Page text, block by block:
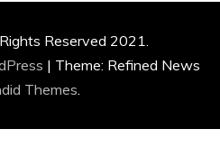
Reserved 2021.
| Theme: Refined News
Themes.